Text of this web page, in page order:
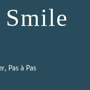
Smile
, Pas à Pas